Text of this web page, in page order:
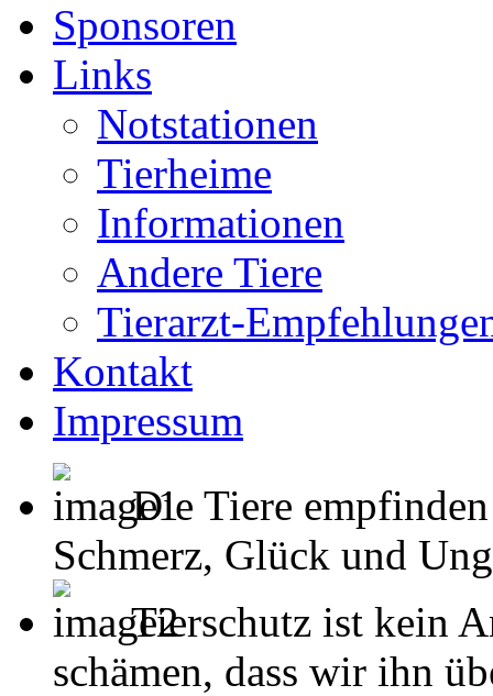
Sponsoren
Links
Notstationen
Tierheime
Informationen
Andere Tiere
Tierarzt-
Kontakt
Impressum
Die Tiere
Schmerz, Glück und
Tierschutz ist kein
schämen, dass wir ihn